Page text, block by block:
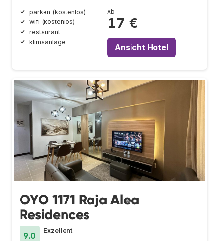
parken (kostenlos)
wifi (kostenlos)
restaurant
klimaanlage
Ab
17 €
Ansicht Hotel
OYO 1171 Raja Alea
Residences
9.0
Exzellent